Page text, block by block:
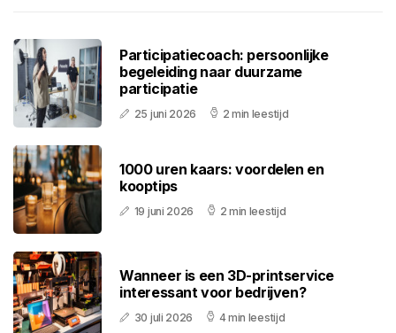
Participatiecoach: persoonlijke
begeleiding naar duurzame
participatie
25 juni 2026 2 min leestijd
1000 uren kaars: voordelen en
kooptips
19 juni 2026 2 min leestijd
Wanneer is een 3D-printservice
interessant voor bedrijven?
30 juli 2026 4 min leestijd